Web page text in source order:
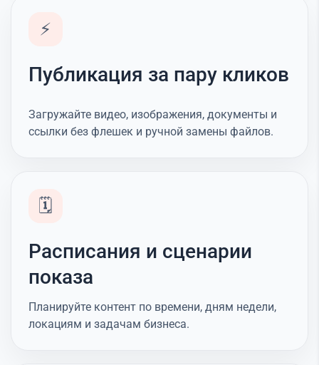
⚡
Публикация за пару кликов
Загружайте видео, изображения, документы и
ссылки без флешек и ручной замены файлов.
🗓️
Расписания и сценарии
показа
Планируйте контент по времени, дням недели,
локациям и задачам бизнеса.